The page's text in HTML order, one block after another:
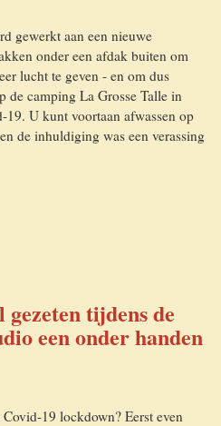
gewerkt aan een nieuwe
onder een afdak buiten om
lucht te geven - en om dus
de camping La Grosse Talle in
U kunt voortaan afwassen op
de inhuldiging was een verassing
tijdens de
een onder handen
19 lockdown? Eerst even